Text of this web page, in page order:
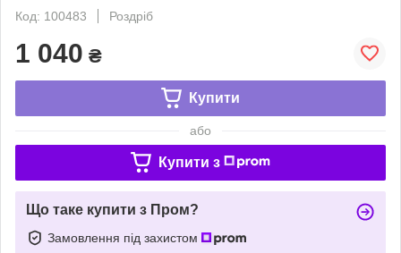
Код: 100483
Роздріб
1 040 ₴
Купити
або
Купити з
Що таке купити з Пром?
Замовлення під захистом